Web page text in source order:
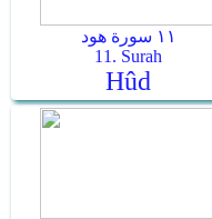
١١ سورة هود
11. Surah
Hûd